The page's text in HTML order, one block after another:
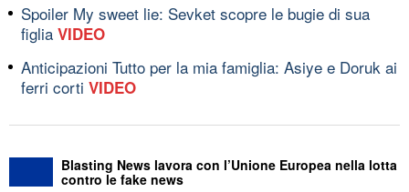
Spoiler My sweet lie: Sevket scopre le bugie di sua
figlia VIDEO
Anticipazioni Tutto per la mia famiglia: Asiye e Doruk ai
ferri corti VIDEO
Blasting News lavora con l’Unione Europea nella lotta
contro le fake news